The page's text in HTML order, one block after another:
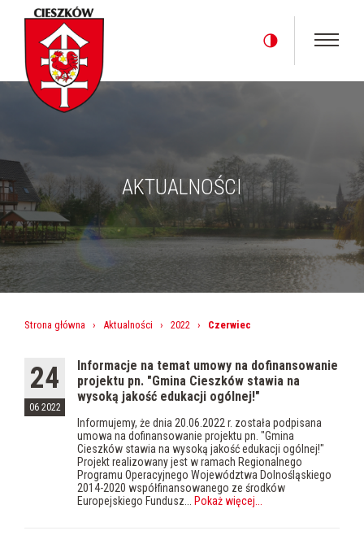
AKTUALNOŚCI
Strona główna › Aktualności › 2022 › Czerwiec
24
06 2022
Informacje na temat umowy na dofinansowanie
projektu pn. "Gmina Cieszków stawia na
wysoką jakość edukacji ogólnej!"
Informujemy, że dnia 20.06.2022 r. została podpisana
umowa na dofinansowanie projektu pn. "Gmina
Cieszków stawia na wysoką jakość edukacji ogólnej!"
Projekt realizowany jest w ramach Regionalnego
Programu Operacyjnego Województwa Dolnośląskiego
2014-2020 współfinansowanego ze środków
Europejskiego Fundusz...
Pokaż więcej